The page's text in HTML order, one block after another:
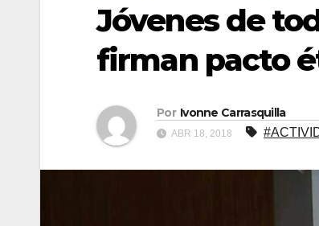
Jóvenes de
firman pacto
Por Ivonne Carrasquilla
ABR 18, 2018